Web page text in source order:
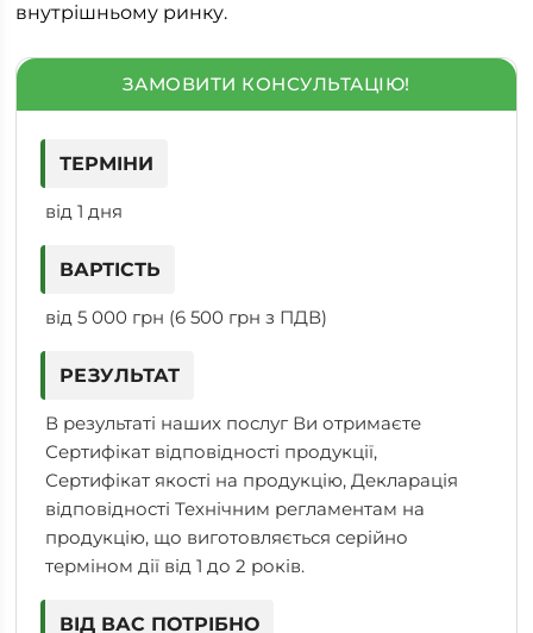
внутрішньому ринку.
ЗАМОВИТИ КОНСУЛЬТАЦІЮ!
ТЕРМІНИ
від 1 дня
ВАРТІСТЬ
від 5 000 грн (6 500 грн з ПДВ)
РЕЗУЛЬТАТ
В результаті наших послуг Ви отримаєте
Сертифікат відповідності продукції,
Сертифікат якості на продукцію, Декларація
відповідності Технічним регламентам на
продукцію, що виготовляється серійно
терміном дії від 1 до 2 років.
ВІД ВАС ПОТРІБНО